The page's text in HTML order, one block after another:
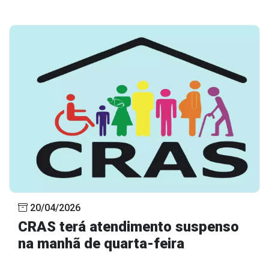
20/04/2026
CRAS terá atendimento suspenso
na manhã de quarta-feira